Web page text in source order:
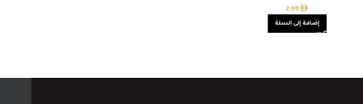
2,00
إضافة إلى السلة